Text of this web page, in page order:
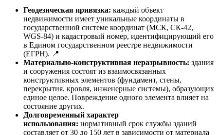
Геодезическая привязка: каждый объект
недвижимости имеет уникальные координаты в
государственной системе координат (МСК, СК-42,
WGS-84) и кадастровый номер, идентифицирующий его
в Едином государственном реестре недвижимости
(ЕГРН). 📍
Материально-конструктивная неразрывность: здания
и сооружения состоят из взаимосвязанных
конструктивных элементов (фундамент, стены,
перекрытия, кровля, инженерные системы), образующих
единое целое. Повреждение одного элемента влияет на
состояние других.
Долговременный характер
использования: нормативный срок службы зданий
составляет от 30 до 150 лет в зависимости от материала